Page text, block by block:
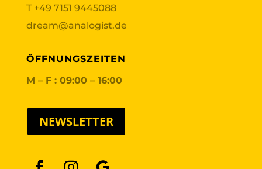
T +49 7151 9445088
dream@analogist.de
ÖFFNUNGSZEITEN
M – F : 09:00 – 16:00
NEWSLETTER